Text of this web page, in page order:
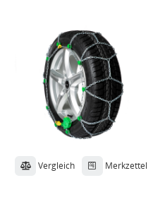
Vergleich Merkzettel